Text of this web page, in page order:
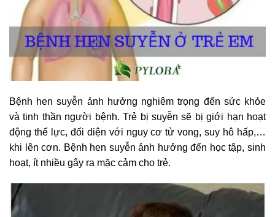
Bệnh hen suyễn ảnh hưởng nghiêm trọng đến sức khỏe
và tinh thần người bệnh. Trẻ bị suyễn sẽ bị giới hạn hoạt
động thể lực, đối diện với nguy cơ tử vong, suy hô hấp,…
khi lên cơn. Bệnh hen suyễn ảnh hưởng đến học tập, sinh
hoạt, ít nhiều gây ra mặc cảm cho trẻ.